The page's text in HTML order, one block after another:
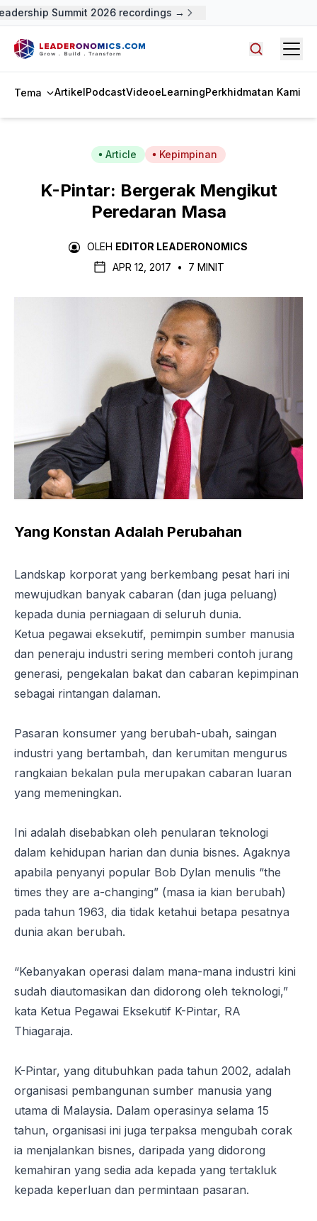
Summit 2026 recordings →
Tema ArtikelPodcastVideoeLearningPerkhidmatan Kami
Article Kepimpinan
K-Pintar: Bergerak Mengikut
Peredaran Masa
OLEH EDITOR LEADERONOMICS
APR 12, 2017
• 7 MINIT
Yang Konstan Adalah Perubahan
Landskap korporat yang berkembang pesat hari ini
mewujudkan banyak cabaran (dan juga peluang)
kepada dunia perniagaan di seluruh dunia.
Ketua pegawai eksekutif, pemimpin sumber manusia
dan peneraju industri sering memberi contoh jurang
generasi, pengekalan bakat dan cabaran kepimpinan
sebagai rintangan dalaman.
Pasaran konsumer yang berubah-ubah, saingan
industri yang bertambah, dan kerumitan mengurus
rangkaian bekalan pula merupakan cabaran luaran
yang memeningkan.
Ini adalah disebabkan oleh penularan teknologi
dalam kehidupan harian dan dunia bisnes. Agaknya
apabila penyanyi popular Bob Dylan menulis “the
times they are a-changing” (masa ia kian berubah)
pada tahun 1963, dia tidak ketahui betapa pesatnya
dunia akan berubah.
“Kebanyakan operasi dalam mana-mana industri kini
sudah diautomasikan dan didorong oleh teknologi,”
kata Ketua Pegawai Eksekutif K-Pintar, RA
Thiagaraja.
K-Pintar, yang ditubuhkan pada tahun 2002, adalah
organisasi pembangunan sumber manusia yang
utama di Malaysia. Dalam operasinya selama 15
tahun, organisasi ini juga terpaksa mengubah corak
ia menjalankan bisnes, daripada yang didorong
kemahiran yang sedia ada kepada yang tertakluk
kepada keperluan dan permintaan pasaran.